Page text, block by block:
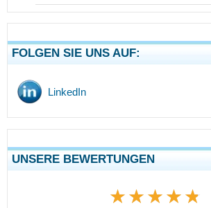
FOLGEN SIE UNS AUF:
LinkedIn
UNSERE BEWERTUNGEN
★★★★★
★★★★★